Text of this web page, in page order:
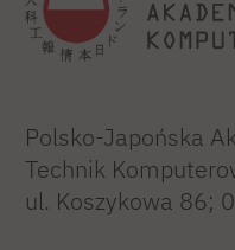
Polsko-Japońska
Technik
ul. Koszykowa 86;